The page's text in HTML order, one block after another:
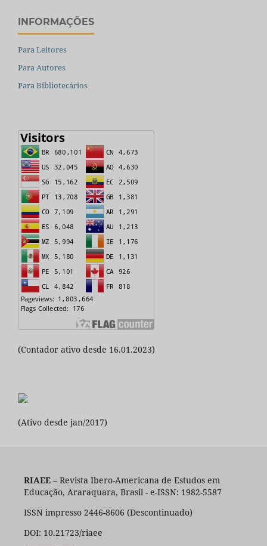
INFORMAÇÕES
Para Leitores
Para Autores
Para Bibliotecários
(Contador ativo desde 16.01.2023)
(Ativo desde jan/2017)
RIAEE– Revista Ibero-Americana de Estudos em
Educação, Araraquara, Brasil - e-ISSN: 1982-5587
ISSN impresso 2446-8606 (Descontinuado)
DOI: 10.21723/riaee